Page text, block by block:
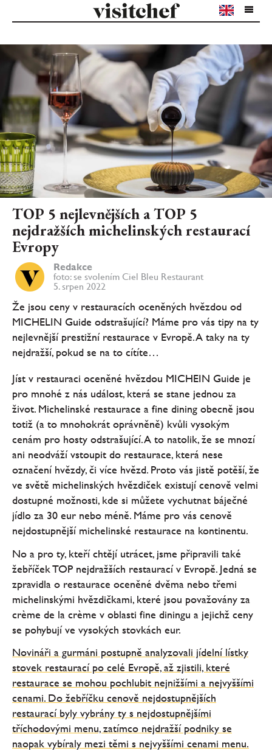
TOP 5 nejlevnějších a TOP 5
nejdražších michelinských restaurací
Evropy
Redakce
foto: se svolením Ciel Bleu Restaurant
5. srpen 2022
Že jsou ceny v restauracích oceněných hvězdou od
MICHELIN Guide odstrašující? Máme pro vás tipy na ty
nejlevnější prestižní restaurace v Evropě. A taky na ty
nejdražší, pokud se na to cítíte…
Jíst v restauraci oceněné hvězdou MICHEIN Guide je
pro mnohé z nás událost, která se stane jednou za
život. Michelinské restaurace a fine dining obecně jsou
totiž (a to mnohokrát oprávněně) kvůli vysokým
cenám pro hosty odstrašující. A to natolik, že se mnozí
ani neodváží vstoupit do restaurace, která nese
označení hvězdy, či více hvězd. Proto vás jistě potěší, že
ve světě michelinských hvězdiček existují cenově velmi
dostupné možnosti, kde si můžete vychutnat báječné
jídlo za 30 eur nebo méně. Máme pro vás cenově
nejdostupnější michelinské restaurace na kontinentu.
No a pro ty, kteří chtějí utrácet, jsme připravili také
žebříček TOP nejdražších restaurací v Evropě. Jedná se
zpravidla o restaurace oceněné dvěma nebo třemi
michelinskými hvězdičkami, které jsou považovány za
crème de la crème v oblasti fine diningu a jejichž ceny
se pohybují ve vysokých stovkách eur.
Novináři a gurmáni postupně analyzovali jídelní lístky
stovek restaurací po celé Evropě, až zjistili, které
restaurace se mohou pochlubit nejnižšími a nejvyššími
cenami. Do žebříčku cenově nejdostupnějších
restaurací byly vybrány ty s nejdostupnějšími
tříchodovými menu, zatímco nejdražší podniky se
naopak vybíraly mezi těmi s nejvyššími cenami menu.